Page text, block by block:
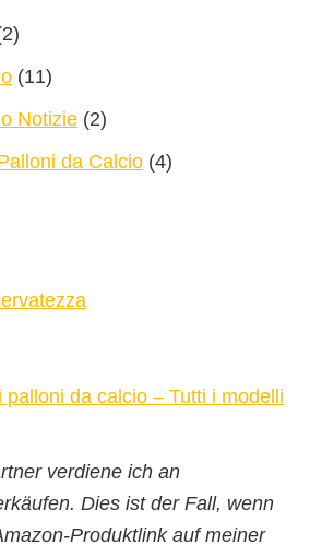
(11)
Notizie (2)
da Calcio (4)
palloni da calcio – Tutti i modelli
verdiene ich an
Dies ist der Fall, wenn
Produktlink auf meiner